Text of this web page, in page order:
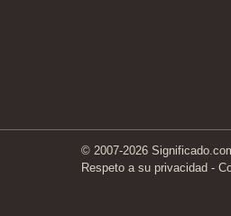
© 2007-2026
Respeto a su privacidad -